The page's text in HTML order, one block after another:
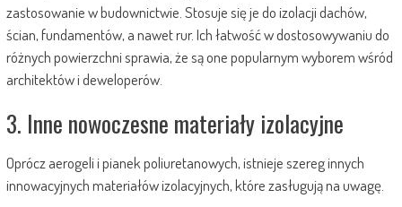
zastosowanie w budownictwie. Stosuje się je do izolacji dachów,
ścian, fundamentów, a nawet rur. Ich łatwość w dostosowywaniu do
różnych powierzchni sprawia, że są one popularnym wyborem wśród
architektów i deweloperów.
3. Inne nowoczesne materiały izolacyjne
Oprócz aerogeli i pianek poliuretanowych, istnieje szereg innych
innowacyjnych materiałów izolacyjnych, które zasługują na uwagę.